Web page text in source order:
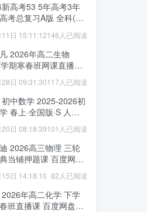
高考53 5年高考3年
考总复习A版 全科(无
日 15:11:12146人已阅读
2026年高二生物
期寒春班网课直播教
日 09:31:30117人已阅读
中数学 2025-2026初
春上·全国版·S 人教
日 08:18:39101人已阅读
2026高三物理 三轮
当铺押题课 百度网盘
15日 14:18:10 82人已阅读
年高二化学 下学
班直播课 百度网盘下